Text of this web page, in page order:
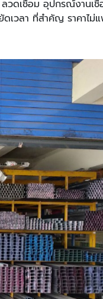
เชื่อม อุปกรณ์งานเชื่อ
ดเวลา ที่สำคัญ ราคาไม่